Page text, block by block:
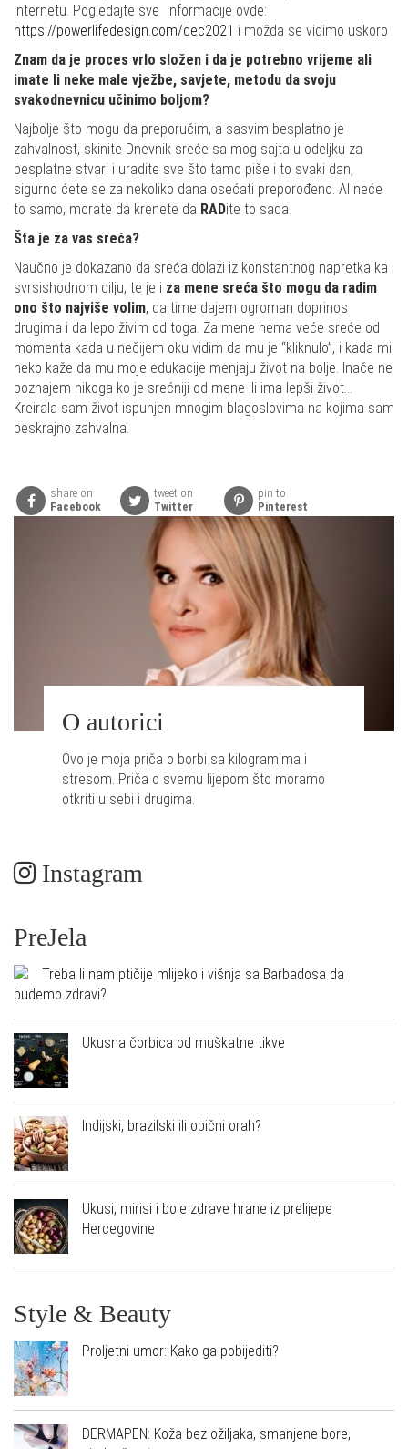
internetu. Pogledajte sve informacije ovde:
https://powerlifedesign.com/dec2021 i možda se vidimo uskoro
Znam da je proces vrlo složen i da je potrebno vrijeme ali
imate li neke male vježbe, savjete, metodu da svoju
svakodnevnicu učinimo boljom?
Najbolje što mogu da preporučim, a sasvim besplatno je
zahvalnost, skinite Dnevnik sreće sa mog sajta u odeljku za
besplatne stvari i uradite sve što tamo piše i to svaki dan,
sigurno ćete se za nekoliko dana osećati preporođeno. Al neće
to samo, morate da krenete da RADite to sada.
Šta je za vas sreća?
Naučno je dokazano da sreća dolazi iz konstantnog napretka ka
svrsishodnom cilju, te je i za mene sreća što mogu da radim
ono što najviše volim, da time dajem ogroman doprinos
drugima i da lepo živim od toga. Za mene nema veće sreće od
momenta kada u nečijem oku vidim da mu je “kliknulo”, i kada mi
neko kaže da mu moje edukacije menjaju život na bolje. Inače ne
poznajem nikoga ko je srećniji od mene ili ima lepši život…
Kreirala sam život ispunjen mnogim blagoslovima na kojima sam
beskrajno zahvalna.
share on
Facebook
tweet on
Twitter
pin to
Pinterest
O autorici
Ovo je moja priča o borbi sa kilogramima i
stresom. Priča o svemu lijepom što moramo
otkriti u sebi i drugima.
Instagram
PreJela
Treba li nam ptičije mlijeko i višnja sa Barbadosa da
budemo zdravi?
Ukusna čorbica od muškatne tikve
Indijski, brazilski ili obični orah?
Ukusi, mirisi i boje zdrave hrane iz prelijepe
Hercegovine
Style & Beauty
Proljetni umor: Kako ga pobijediti?
DERMAPEN: Koža bez ožiljaka, smanjene bore,